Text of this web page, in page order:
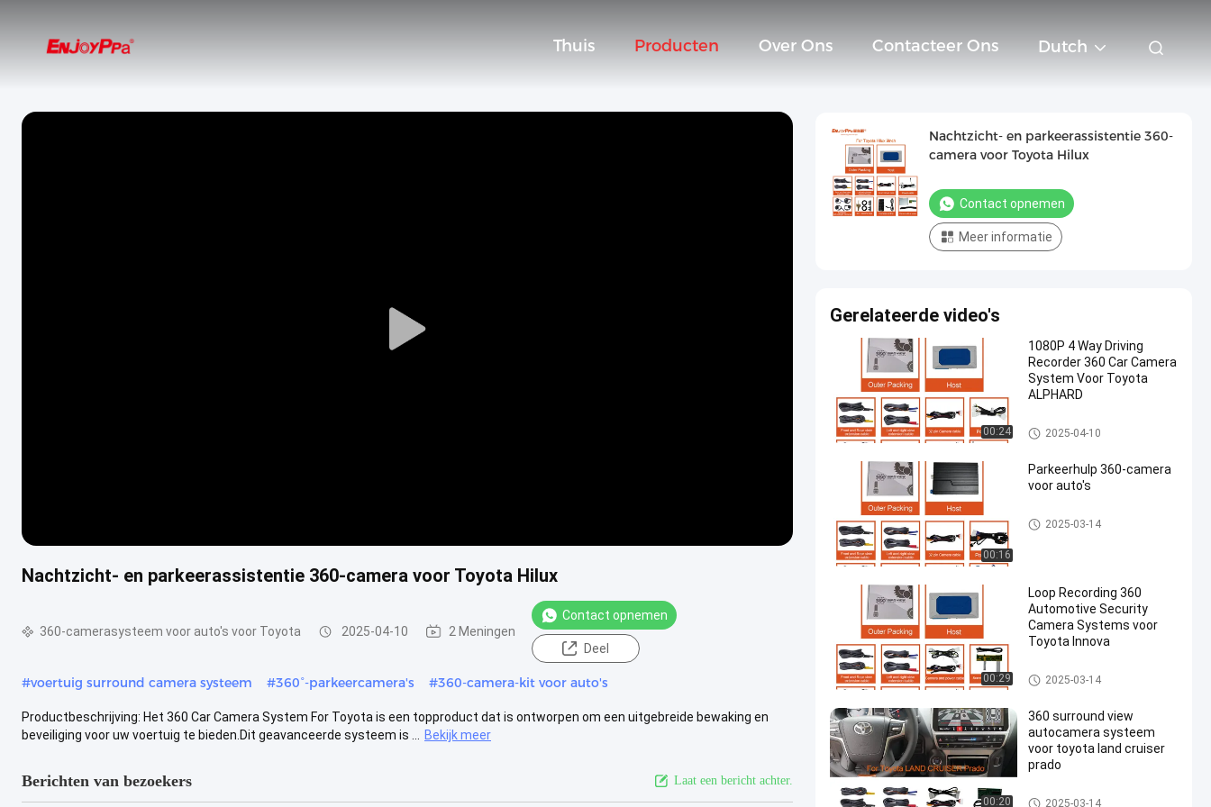
Thuis Producten Over Ons Contacteer Ons Dutch
Play
Nachtzicht- en parkeerassistentie 360-camera voor Toyota Hilux
360-camerasysteem voor auto's voor Toyota 2025-04-10 2 Meningen
Contact opnemen
Deel
#voertuig surround camera systeem #360°-parkeercamera's #360-camera-kit voor auto's
Productbeschrijving: Het 360 Car Camera System For Toyota is een topproduct dat is ontworpen om een uitgebreide bewaking en
beveiliging voor uw voertuig te bieden.Dit geavanceerde systeem is ...
Bekijk meer
Berichten van bezoekers Laat een bericht achter.
Nachtzicht- en parkeerassistentie 360-
camera voor Toyota Hilux
Contact opnemen
Meer informatie
Gerelateerde video's
00:24
1080P 4 Way Driving
Recorder 360 Car Camera
System Voor Toyota
ALPHARD
360-camerasysteem voor aut
o's voor Toyota
2025-04-10
00:16
Parkeerhulp 360-camera
voor auto's
360-camerasysteem voor aut
o's voor Toyota
2025-03-14
00:29
Loop Recording 360
Automotive Security
Camera Systems voor
Toyota Innova
360-camerasysteem voor aut
o's voor Toyota
2025-03-14
00:20
360 surround view
autocamera systeem
voor toyota land cruiser
prado
360-camerasysteem voor aut
2025-03-14